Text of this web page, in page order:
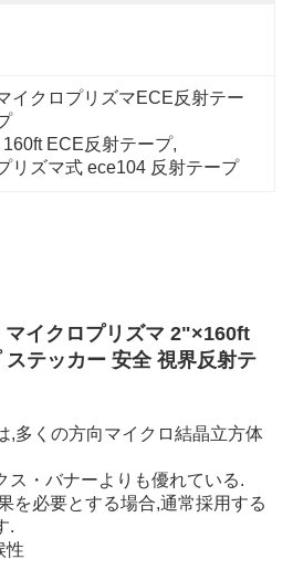
イクロプリズマECE反射テー
160ft ECE反射テープ,
リズマ式 ece104 反射テープ
マイクロプリズマ 2"×160ft
テッカー 安全 視界反射テ
,多くの方向マイクロ結晶立方体
ス・バナーよりも優れている.
を必要とする場合,通常採用する
.
性